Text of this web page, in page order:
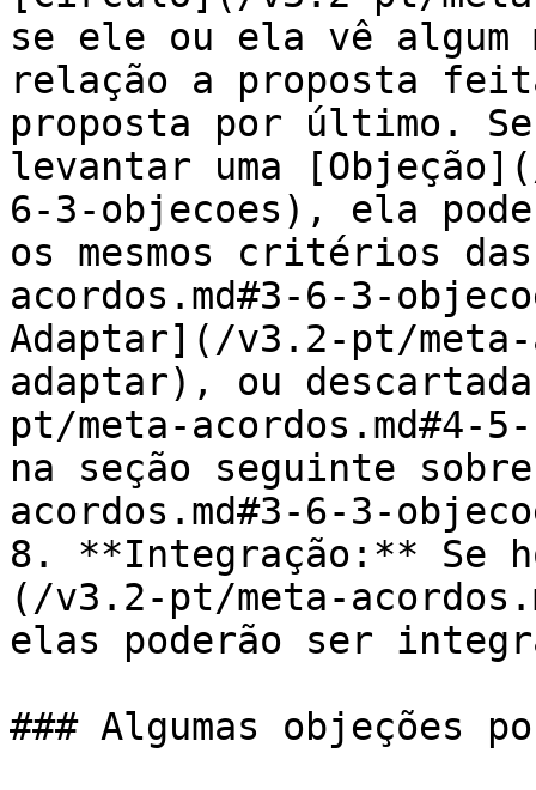
se ele ou ela vê algum
relação a proposta
proposta por último.
levantar uma
6-3-objecoes), ela
os mesmos critérios
acordos.md#3-6-3-
Adaptar](/v3.2-pt/meta-
adaptar), ou
pt/meta-
na seção seguinte
acordos.md#3-6-3-
8. **Integração:** Se
(/v3.2-pt/meta-
elas poderão ser
### Algumas objeções